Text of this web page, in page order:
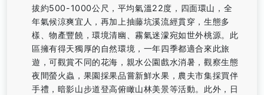
拔約500-1000公尺，平均氣溫22度，四面環山，全
年氣候涼爽宜人，再加上抽藤坑溪流經貫穿，生態多
樣、物產豐饒，環境清幽、霧氣迷濛宛如世外桃源。此
區擁有得天獨厚的自然環境，一年四季都適合來此旅
遊，可觀賞不同的花海，親水公園戲水消暑，觀察生態
夜間螢火蟲，果園採果品嘗新鮮水果，農夫市集採買伴
手禮，暗影山步道登高俯瞰山林美景等活動。此外，日